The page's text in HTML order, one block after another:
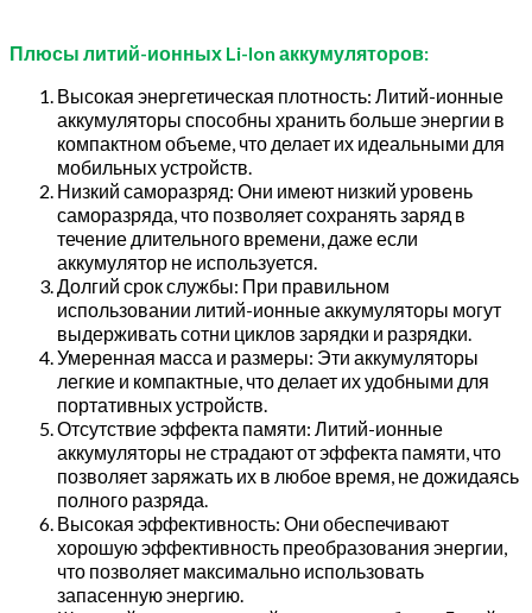
Плюсы литий-ионных Li-Ion аккумуляторов:
Высокая энергетическая плотность: Литий-ионные
аккумуляторы способны хранить больше энергии в
компактном объеме, что делает их идеальными для
мобильных устройств.
Низкий саморазряд: Они имеют низкий уровень
саморазряда, что позволяет сохранять заряд в
течение длительного времени, даже если
аккумулятор не используется.
Долгий срок службы: При правильном
использовании литий-ионные аккумуляторы могут
выдерживать сотни циклов зарядки и разрядки.
Умеренная масса и размеры: Эти аккумуляторы
легкие и компактные, что делает их удобными для
портативных устройств.
Отсутствие эффекта памяти: Литий-ионные
аккумуляторы не страдают от эффекта памяти, что
позволяет заряжать их в любое время, не дожидаясь
полного разряда.
Высокая эффективность: Они обеспечивают
хорошую эффективность преобразования энергии,
что позволяет максимально использовать
запасенную энергию.